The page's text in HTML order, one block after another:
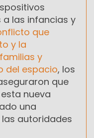
las infancias y
que
y la
y
del espacio, los
que
nueva
una
autoridades